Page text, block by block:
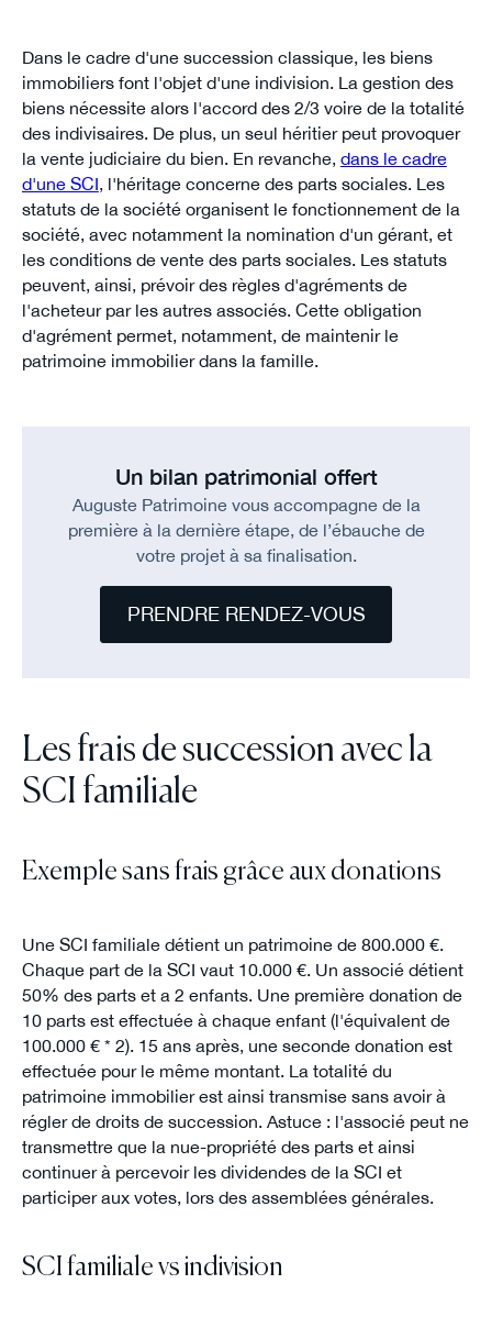
Dans le cadre d'une succession classique, les biens
immobiliers font l'objet d'une indivision. La gestion des
biens nécessite alors l'accord des 2/3 voire de la totalité
des indivisaires. De plus, un seul héritier peut provoquer
la vente judiciaire du bien. En revanche, dans le cadre
d'une SCI, l'héritage concerne des parts sociales. Les
statuts de la société organisent le fonctionnement de la
société, avec notamment la nomination d'un gérant, et
les conditions de vente des parts sociales. Les statuts
peuvent, ainsi, prévoir des règles d'agréments de
l'acheteur par les autres associés. Cette obligation
d'agrément permet, notamment, de maintenir le
patrimoine immobilier dans la famille.
Un bilan patrimonial offert
Auguste Patrimoine vous accompagne de la
première à la dernière étape, de l’ébauche de
votre projet à sa finalisation.
PRENDRE RENDEZ-VOUS
Les frais de succession avec la
SCI familiale
Exemple sans frais grâce aux donations
Une SCI familiale détient un patrimoine de 800.000 €.
Chaque part de la SCI vaut 10.000 €. Un associé détient
50% des parts et a 2 enfants. Une première donation de
10 parts est effectuée à chaque enfant (l'équivalent de
100.000 € * 2). 15 ans après, une seconde donation est
effectuée pour le même montant. La totalité du
patrimoine immobilier est ainsi transmise sans avoir à
régler de droits de succession. Astuce : l'associé peut ne
transmettre que la nue-propriété des parts et ainsi
continuer à percevoir les dividendes de la SCI et
participer aux votes, lors des assemblées générales.
SCI familiale vs indivision